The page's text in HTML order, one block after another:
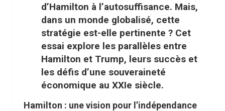
d’Hamilton à l’autosuffisance. Mais,
dans un monde globalisé, cette
stratégie est-elle pertinente ? Cet
essai explore les parallèles entre
Hamilton et Trump, leurs succès et
les défis d’une souveraineté
économique au XXIe siècle.
Hamilton : une vision pour l’indépendance